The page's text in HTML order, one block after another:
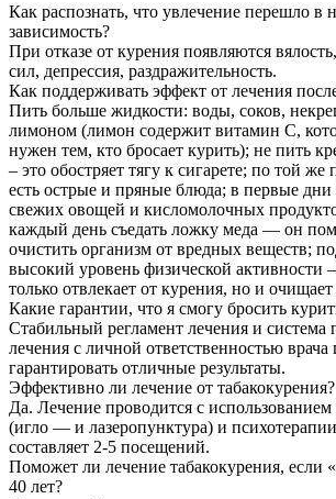
Как распознать, что увлечение перешло в
зависимость?
При отказе от курения появляются
сил, депрессия, раздражительность.
Как поддерживать эффект от лечения
Пить больше жидкости: воды, соков,
лимоном (лимон содержит витамин С,
нужен тем, кто бросает курить); не пить
– это обостряет тягу к сигарете; по той же
есть острые и пряные блюда; в первые дни
свежих овощей и кисломолочных
каждый день съедать ложку меда — он
очистить организм от вредных веществ;
высокий уровень физической активности
только отвлекает от курения, но и
Какие гарантии, что я смогу бросить
Стабильный регламент лечения и система
лечения с личной ответственностью врача
гарантировать отличные результаты.
Эффективно ли лечение от табакокурения?
Да. Лечение проводится с использованием
(игло — и лазеропунктура) и
составляет 2-5 посещений.
Поможет ли лечение табакокурения, если
40 лет?